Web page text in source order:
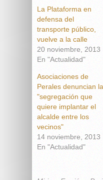
La Plataforma en
defensa del
transporte público,
vuelve a la calle
20 noviembre, 2013
En "Actualidad"
Asociaciones de
Perales denuncian la
"segregación que
quiere implantar el
alcalde entre los
vecinos"
14 noviembre, 2013
En "Actualidad"